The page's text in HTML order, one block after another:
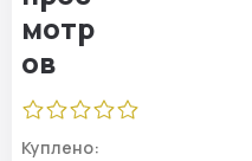
Куплено: